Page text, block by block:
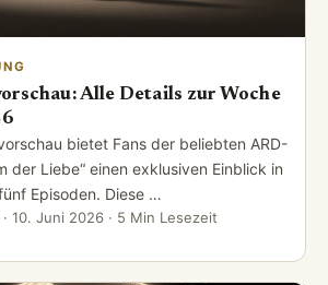
Alle Details zur Woche
bietet Fans der beliebten ARD-
der Liebe“ einen exklusiven Einblick in
Episoden. Diese …
· 10. Juni 2026 · 5 Min Lesezeit